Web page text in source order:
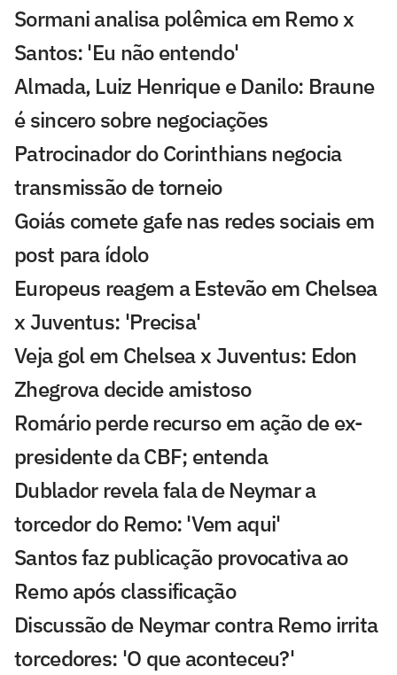
Sormani analisa polêmica em Remo x
Santos: 'Eu não entendo'
Almada, Luiz Henrique e Danilo: Braune
é sincero sobre negociações
Patrocinador do Corinthians negocia
transmissão de torneio
Goiás comete gafe nas redes sociais em
post para ídolo
Europeus reagem a Estevão em Chelsea
x Juventus: 'Precisa'
Veja gol em Chelsea x Juventus: Edon
Zhegrova decide amistoso
Romário perde recurso em ação de ex-
presidente da CBF; entenda
Dublador revela fala de Neymar a
torcedor do Remo: 'Vem aqui'
Santos faz publicação provocativa ao
Remo após classificação
Discussão de Neymar contra Remo irrita
torcedores: 'O que aconteceu?'